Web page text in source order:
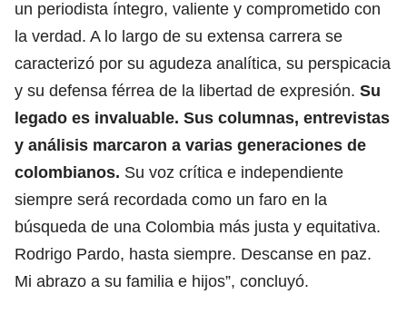
un periodista íntegro, valiente y comprometido con
la verdad. A lo largo de su extensa carrera se
caracterizó por su agudeza analítica, su perspicacia
y su defensa férrea de la libertad de expresión. Su
legado es invaluable. Sus columnas, entrevistas
y análisis marcaron a varias generaciones de
colombianos. Su voz crítica e independiente
siempre será recordada como un faro en la
búsqueda de una Colombia más justa y equitativa.
Rodrigo Pardo, hasta siempre. Descanse en paz.
Mi abrazo a su familia e hijos”, concluyó.